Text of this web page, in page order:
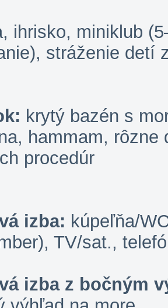
ihrisko, miniklub
stráženie detí
krytý bazén s
hammam,
procedúr
izba: kúpeľňa/
TV/sat.,
izba z bočným